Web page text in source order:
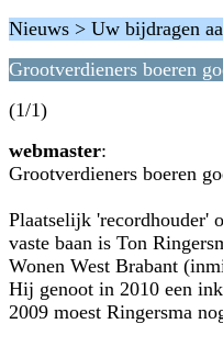
Nieuws > Uw bijdragen
Grootverdieners boeren
(1/1)
webmaster:
Grootverdieners boeren
Plaatselijk 'recordhouder'
vaste baan is Ton
Wonen West Brabant
Hij genoot in 2010 een
2009 moest Ringersma